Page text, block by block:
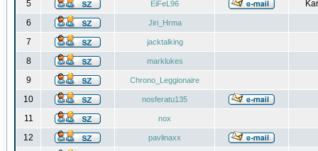
5 EiFeL96
6
Jiri_Hrma
7 jacktalking
8 marklukes
9 Chrono_Leggionaire
10 nosferatu135
11 nox
12 pavlinaxx